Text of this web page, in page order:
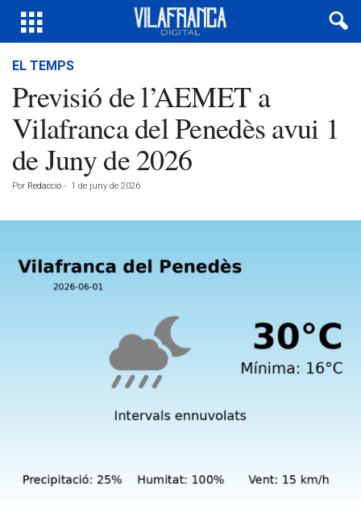
EL TEMPS
Previsió de l’AEMET a
Vilafranca del Penedès avui 1
de Juny de 2026
Por Redacció - 1 de juny de 2026